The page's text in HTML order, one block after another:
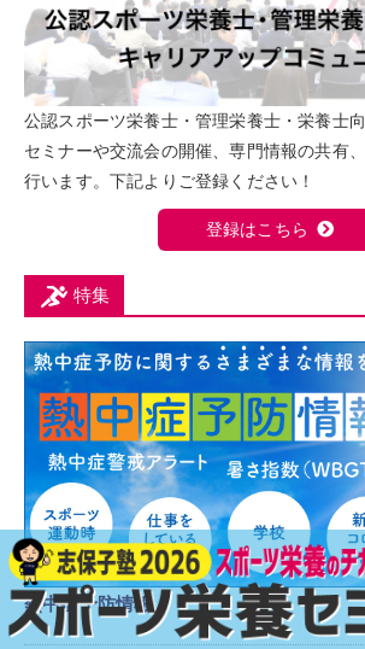
公認スポーツ栄養士・管理栄養士・栄養士
セミナーや交流会の開催、専門情報の共有
行います。下記よりご登録ください！
登録はこちら
特集
熱中症予防情報